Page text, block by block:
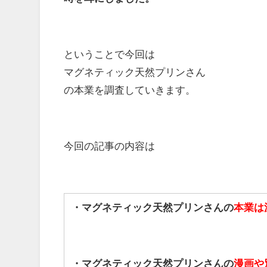
ということで今回は
マグネティック天然プリンさん
の本業を調査していきます。
今回の記事の内容は
・マグネティック天然プリンさんの本業は
・マグネティック天然プリンさんの漫画や